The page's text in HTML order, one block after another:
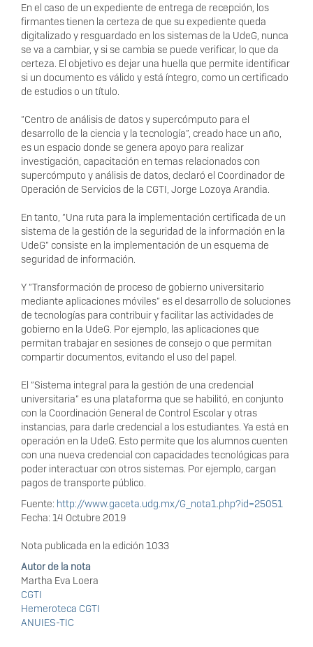
En el caso de un expediente de entrega de recepción, los
firmantes tienen la certeza de que su expediente queda
digitalizado y resguardado en los sistemas de la UdeG, nunca
se va a cambiar, y si se cambia se puede verificar, lo que da
certeza. El objetivo es dejar una huella que permite identificar
si un documento es válido y está íntegro, como un certificado
de estudios o un título.
“Centro de análisis de datos y supercómputo para el
desarrollo de la ciencia y la tecnología”, creado hace un año,
es un espacio donde se genera apoyo para realizar
investigación, capacitación en temas relacionados con
supercómputo y análisis de datos, declaró el Coordinador de
Operación de Servicios de la CGTI, Jorge Lozoya Arandia.
En tanto, “Una ruta para la implementación certificada de un
sistema de la gestión de la seguridad de la información en la
UdeG” consiste en la implementación de un esquema de
seguridad de información.
Y “Transformación de proceso de gobierno universitario
mediante aplicaciones móviles” es el desarrollo de soluciones
de tecnologías para contribuir y facilitar las actividades de
gobierno en la UdeG. Por ejemplo, las aplicaciones que
permitan trabajar en sesiones de consejo o que permitan
compartir documentos, evitando el uso del papel.
El “Sistema integral para la gestión de una credencial
universitaria” es una plataforma que se habilitó, en conjunto
con la Coordinación General de Control Escolar y otras
instancias, para darle credencial a los estudiantes. Ya está en
operación en la UdeG. Esto permite que los alumnos cuenten
con una nueva credencial con capacidades tecnológicas para
poder interactuar con otros sistemas. Por ejemplo, cargan
pagos de transporte público.
Fuente: http://www.gaceta.udg.mx/G_nota1.php?id=25051
Fecha: 14 Octubre 2019
Nota publicada en la edición 1033
Autor de la nota
Martha Eva Loera
CGTI
Hemeroteca CGTI
ANUIES-TIC